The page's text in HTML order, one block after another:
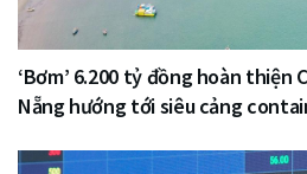
‘Bơm’ 6.200 tỷ đồng hoàn thiện
Nẵng hướng tới siêu cảng